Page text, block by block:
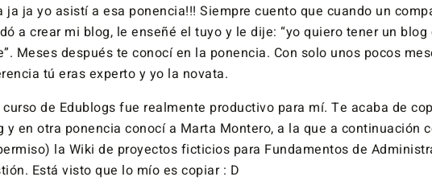
ja ja yo asistí a esa ponencia!!! Siempre cuento que cuando un
a crear mi blog, le enseñé el tuyo y le dije: “yo quiero tener un blog
Meses después te conocí en la ponencia. Con solo unos pocos
tú eras experto y yo la novata.
curso de Edublogs fue realmente productivo para mí. Te acaba de
y en otra ponencia conocí a Marta Montero, a la que a continuación
la Wiki de proyectos ficticios para Fundamentos de
Está visto que lo mío es copiar : D